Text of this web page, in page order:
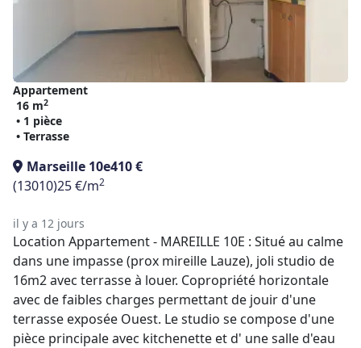
Appartement
16 m2
• 1 pièce
• Terrasse
Marseille 10e410 €
(13010)25 €/m2
il y a 12 jours
Location Appartement - MAREILLE 10E : Situé au calme
dans une impasse (prox mireille Lauze), joli studio de
16m2 avec terrasse à louer. Copropriété horizontale
avec de faibles charges permettant de jouir d'une
terrasse exposée Ouest. Le studio se compose d'une
pièce principale avec kitchenette et d' une salle d'eau